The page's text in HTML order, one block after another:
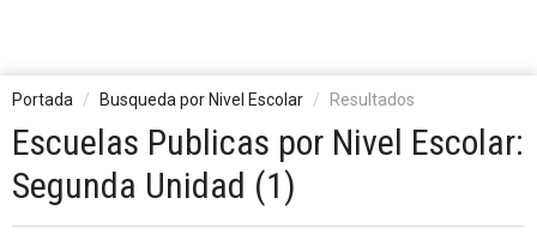
Portada Busqueda por Nivel Escolar Resultados
Escuelas Publicas por Nivel Escolar:
Segunda Unidad (1)